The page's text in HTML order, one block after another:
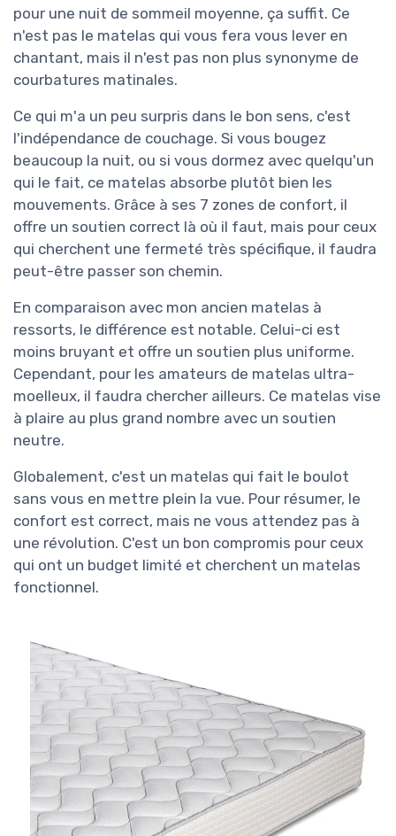
pour une nuit de sommeil moyenne, ça suffit. Ce
n'est pas le matelas qui vous fera vous lever en
chantant, mais il n'est pas non plus synonyme de
courbatures matinales.
Ce qui m'a un peu surpris dans le bon sens, c'est
l'indépendance de couchage. Si vous bougez
beaucoup la nuit, ou si vous dormez avec quelqu'un
qui le fait, ce matelas absorbe plutôt bien les
mouvements. Grâce à ses 7 zones de confort, il
offre un soutien correct là où il faut, mais pour ceux
qui cherchent une fermeté très spécifique, il faudra
peut-être passer son chemin.
En comparaison avec mon ancien matelas à
ressorts, le différence est notable. Celui-ci est
moins bruyant et offre un soutien plus uniforme.
Cependant, pour les amateurs de matelas ultra-
moelleux, il faudra chercher ailleurs. Ce matelas vise
à plaire au plus grand nombre avec un soutien
neutre.
Globalement, c'est un matelas qui fait le boulot
sans vous en mettre plein la vue. Pour résumer, le
confort est correct, mais ne vous attendez pas à
une révolution. C'est un bon compromis pour ceux
qui ont un budget limité et cherchent un matelas
fonctionnel.